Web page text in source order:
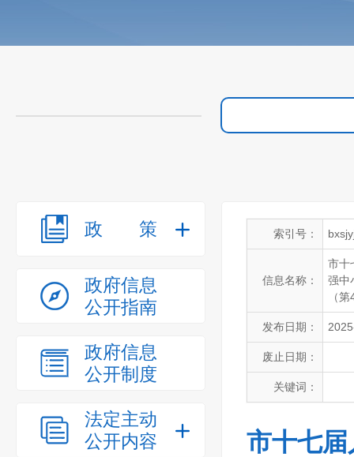
政策
政府信息
公开指南
政府信息
公开制度
法定主动
公开内容
索引号：
信息名称：
市十
强中
（
发布日期：
废止日期：
关键词：
市十七